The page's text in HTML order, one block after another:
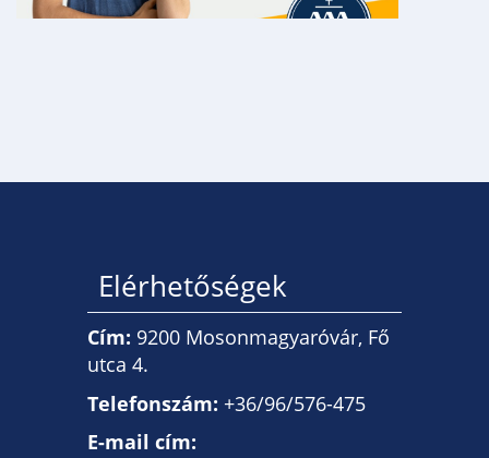
Elérhetőségek
Cím: 9200 Mosonmagyaróvár, Fő
utca 4.
Telefonszám: +36/96/576-475
E-mail cím: